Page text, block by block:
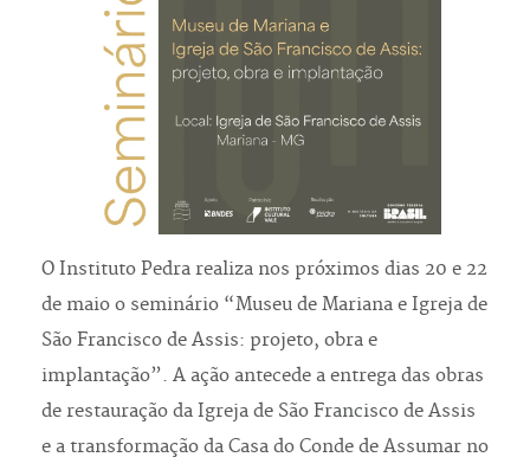
O Instituto Pedra realiza nos próximos dias 20 e 22
de maio o seminário “Museu de Mariana e Igreja de
São Francisco de Assis: projeto, obra e
implantação”. A ação antecede a entrega das obras
de restauração da Igreja de São Francisco de Assis
e a transformação da Casa do Conde de Assumar no